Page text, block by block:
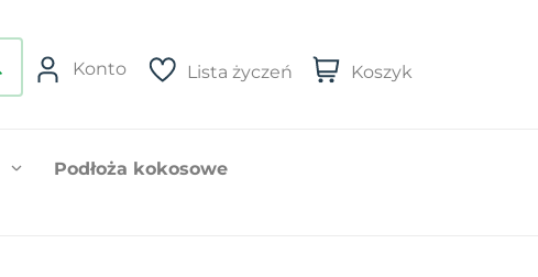
Konto Lista życzeń Koszyk
Podłoża kokosowe